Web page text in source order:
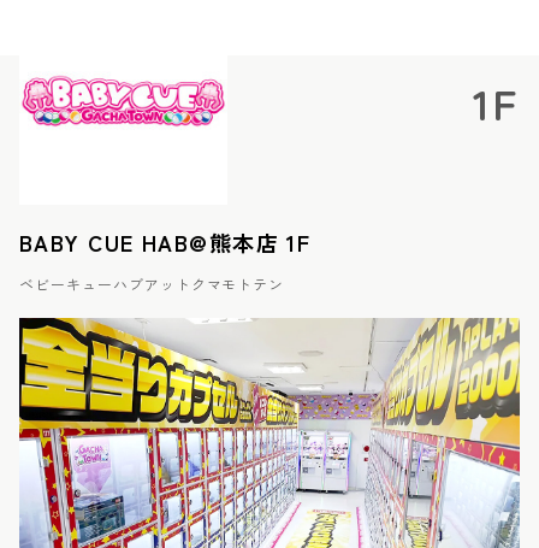
1F
BABY CUE HAB@熊本店 1F
ベビーキューハブアットクマモトテン